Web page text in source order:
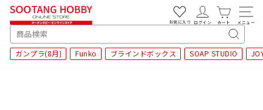
SEARCH
キ
ー
ガンプラ(8月) Funko ブラインドボックス SOAP STUDIO
お気に入り ログイン カート メニュー